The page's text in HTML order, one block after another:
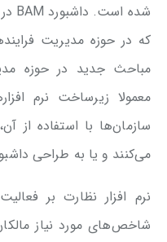
که در حوزه مدیریت
مباحث جدید در حوزه
سازمان‌ها با استفاده از
می‌کنند و یا به طراحی
شاخص‌های مورد نیاز